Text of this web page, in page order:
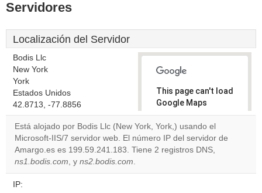
Servidores
Localización del Servidor
Bodis Llc
New York
York
Estados Unidos
42.8713, -77.8856
This page can't load
Google Maps
correctly.
Do you
own this
Está alojado por Bodis Llc (New York, York,) usando el
Microsoft-IIS/7 servidor web. El número IP del servidor de
Amargo.es es 199.59.241.183. Tiene 2 registros DNS,
ns1.bodis.com, y ns2.bodis.com.
IP: